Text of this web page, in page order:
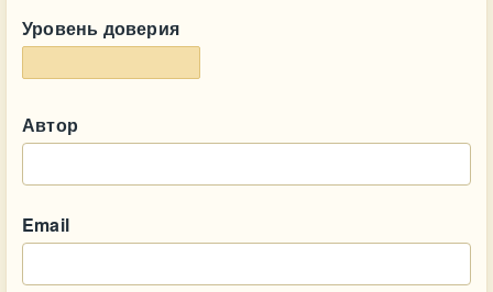
Уровень доверия
Автор
Email